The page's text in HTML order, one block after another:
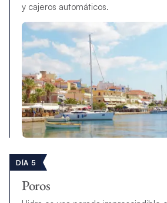
y cajeros automáticos.
DÍA 5
Poros